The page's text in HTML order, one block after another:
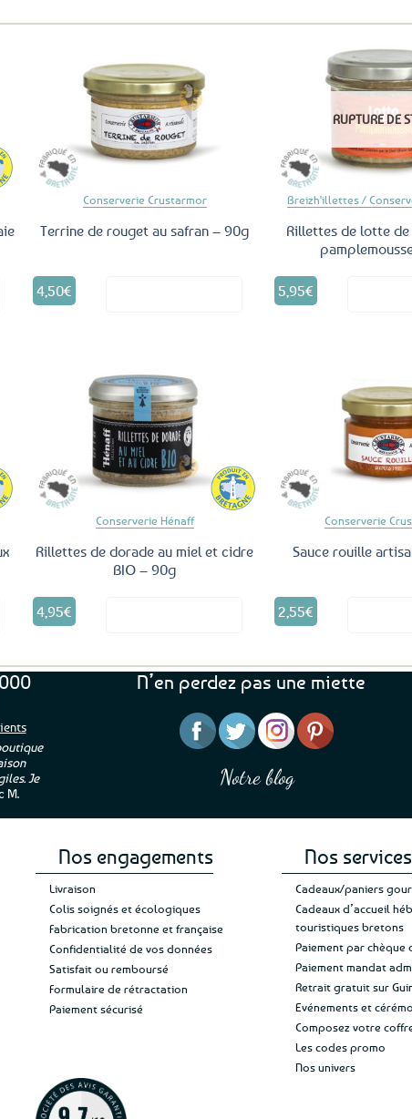
Conserverie Crustarmor
Terrine de rouget au safran – 90g
4,50€
RUPTURE DE
Breizh'illettes /
Rillettes de lotte de
5,95€
Conserverie Hénaff
Rillettes de dorade au miel et cidre
BIO – 90g
4,95€
Conserverie
Sauce rouille
2,55€
Je
M.
“Une boutique que je recommande pour
leur sérieux, des bons et beaux produits
et une équipe à l’écoute :-)”Patricia M.
“J’ai mis 5
Je suis plus
de ma
N’en perdez pas une miette
Notre blog
Nos engagements
Livraison
Colis soignés et écologiques
Fabrication bretonne et française
Confidentialité de vos données
Satisfait ou remboursé
Formulaire de rétractation
Paiement sécurisé
Nos services
Cadeaux/paniers
Cadeaux d’accueil
touristiques bretons
Paiement par chèque
Paiement mandat
Retrait gratuit sur
Evénements et
Composez votre
Les codes promo
Nos univers